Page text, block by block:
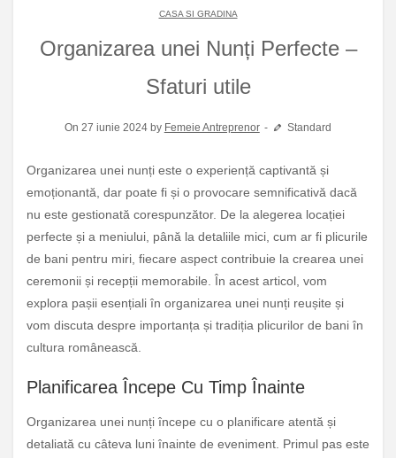
CASA SI GRADINA
Organizarea unei Nunți Perfecte –
Sfaturi utile
On 27 iunie 2024 by Femeie Antreprenor Standard
Organizarea unei nunți este o experiență captivantă și
emoționantă, dar poate fi și o provocare semnificativă dacă
nu este gestionată corespunzător. De la alegerea locației
perfecte și a meniului, până la detaliile mici, cum ar fi plicurile
de bani pentru miri, fiecare aspect contribuie la crearea unei
ceremonii și recepții memorabile. În acest articol, vom
explora pașii esențiali în organizarea unei nunți reușite și
vom discuta despre importanța și tradiția plicurilor de bani în
cultura românească.
Planificarea Începe Cu Timp Înainte
Organizarea unei nunți începe cu o planificare atentă și
detaliată cu câteva luni înainte de eveniment. Primul pas este